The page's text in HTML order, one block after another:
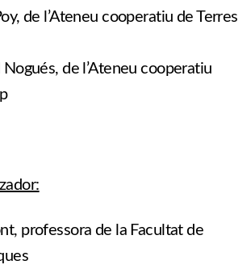
de l’Ateneu cooperatiu de Terres
Nogués, de l’Ateneu cooperatiu
professora de la Facultat de